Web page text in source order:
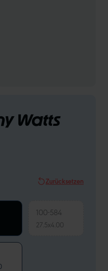
Watts
Zurücksetzen
100-584
27.5x4.00